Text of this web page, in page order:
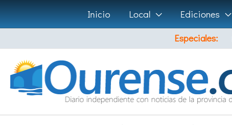
Ir
al
contenido
Inicio Local Ediciones
Especiales: